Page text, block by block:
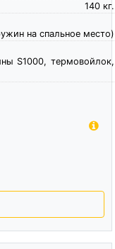
кг.
140
на спальное место)
S1000, термовойлок,